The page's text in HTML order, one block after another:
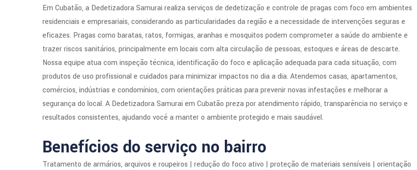
Em Cubatão, a Dedetizadora Samurai realiza serviços de dedetização e controle de pragas com foco em ambientes
residenciais e empresariais, considerando as particularidades da região e a necessidade de intervenções seguras e
eficazes. Pragas como baratas, ratos, formigas, aranhas e mosquitos podem comprometer a saúde do ambiente e
trazer riscos sanitários, principalmente em locais com alta circulação de pessoas, estoques e áreas de descarte.
Nossa equipe atua com inspeção técnica, identificação do foco e aplicação adequada para cada situação, com
produtos de uso profissional e cuidados para minimizar impactos no dia a dia. Atendemos casas, apartamentos,
comércios, indústrias e condomínios, com orientações práticas para prevenir novas infestações e melhorar a
segurança do local. A Dedetizadora Samurai em Cubatão preza por atendimento rápido, transparência no serviço e
resultados consistentes, ajudando você a manter o ambiente protegido e mais saudável.
Benefícios do serviço no bairro
Tratamento de armários, arquivos e roupeiros | redução do foco ativo | proteção de materiais sensíveis | orientação